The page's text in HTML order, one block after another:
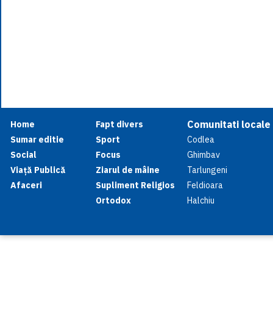
Home
Sumar editie
Social
Viață Publică
Afaceri
Fapt divers
Sport
Focus
Ziarul de mâine
Supliment Religios
Ortodox
Comunitati locale
Codlea
Ghimbav
Tarlungeni
Feldioara
Halchiu